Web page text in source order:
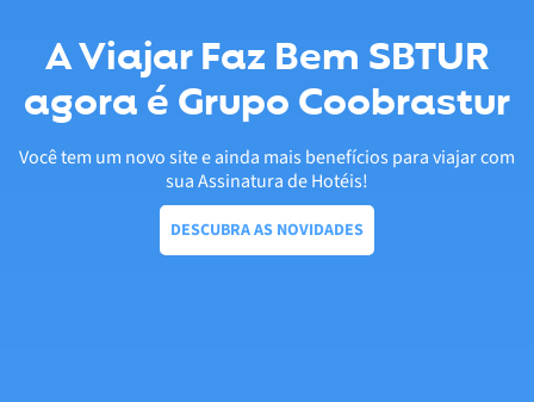
A Viajar Faz Bem SBTUR
agora é Grupo Coobrastur
Você tem um novo site e ainda mais benefícios para viajar com
sua Assinatura de Hotéis!
DESCUBRA AS NOVIDADES